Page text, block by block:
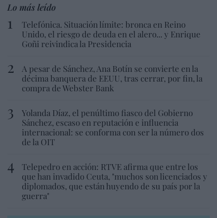
Lo más leído
Telefónica. Situación límite: bronca en Reino
Unido, el riesgo de deuda en el alero... y Enrique
Goñi reivindica la Presidencia
A pesar de Sánchez, Ana Botín se convierte en la
décima banquera de EEUU, tras cerrar, por fin, la
compra de Webster Bank
Yolanda Díaz, el penúltimo fiasco del Gobierno
Sánchez, escaso en reputación e influencia
internacional: se conforma con ser la número dos
de la OIT
Telepedro en acción: RTVE afirma que entre los
que han invadido Ceuta, "muchos son licenciados y
diplomados, que están huyendo de su país por la
guerra"